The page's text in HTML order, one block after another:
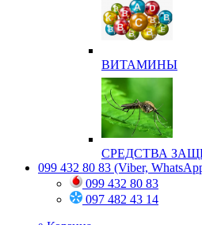
ВИТАМИНЫ
СРЕДСТВА
099 432 80 83 (Viber,
099 432 80 83
097 482 43 14